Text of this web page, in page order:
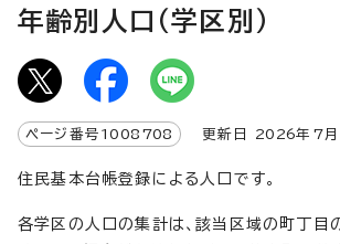
年齢別人口（学区別）
ページ番号 1008708 更新日 2026年7月
住民基本台帳登録による人口です。
各学区の人口の集計は、該当区域の町丁目